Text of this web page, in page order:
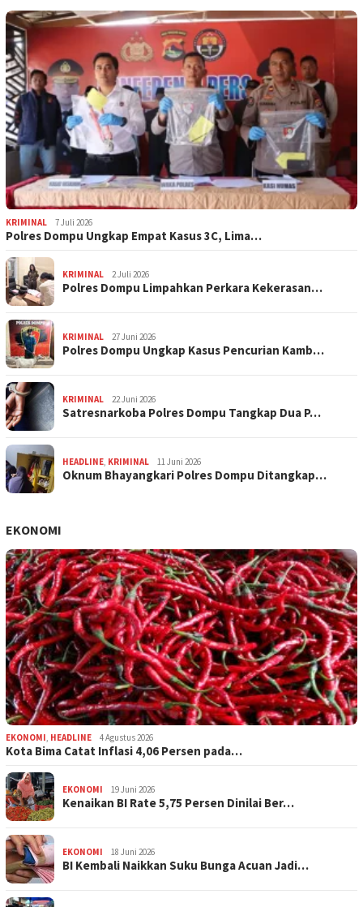
KRIMINAL 7 Juli 2026
Polres Dompu Ungkap Empat Kasus 3C, Lima…
KRIMINAL 2 Juli 2026
Polres Dompu Limpahkan Perkara Kekerasan…
KRIMINAL 27 Juni 2026
Polres Dompu Ungkap Kasus Pencurian Kamb…
KRIMINAL 22 Juni 2026
Satresnarkoba Polres Dompu Tangkap Dua P…
HEADLINE KRIMINAL 11 Juni 2026
Oknum Bhayangkari Polres Dompu Ditangkap…
EKONOMI
EKONOMI HEADLINE 4 Agustus 2026
Kota Bima Catat Inflasi 4,06 Persen pada…
EKONOMI 19 Juni 2026
Kenaikan BI Rate 5,75 Persen Dinilai Ber…
EKONOMI 18 Juni 2026
BI Kembali Naikkan Suku Bunga Acuan Jadi…